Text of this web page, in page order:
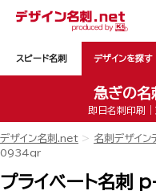
スピード名刺 デザインを探す
急ぎの名
即日名刺印刷｜
デザイン名刺.net 名刺デザイン
0934qr
プライベート名